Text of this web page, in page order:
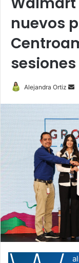
nuevos
Alejandra Ortiz